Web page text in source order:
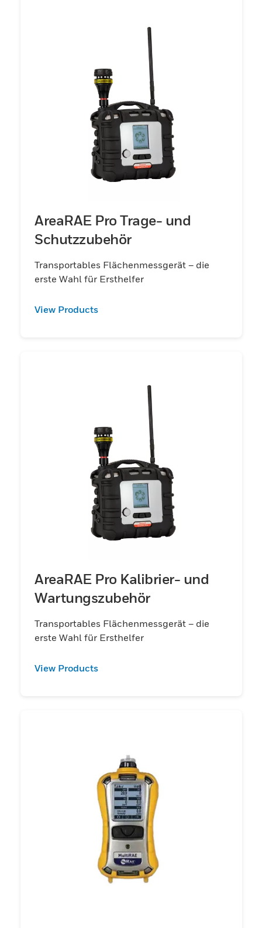
AreaRAE Pro Trage- und
Schutzzubehör
Transportables Flächenmessgerät – die
erste Wahl für Ersthelfer
View Products
AreaRAE Pro Kalibrier- und
Wartungszubehör
Transportables Flächenmessgerät – die
erste Wahl für Ersthelfer
View Products